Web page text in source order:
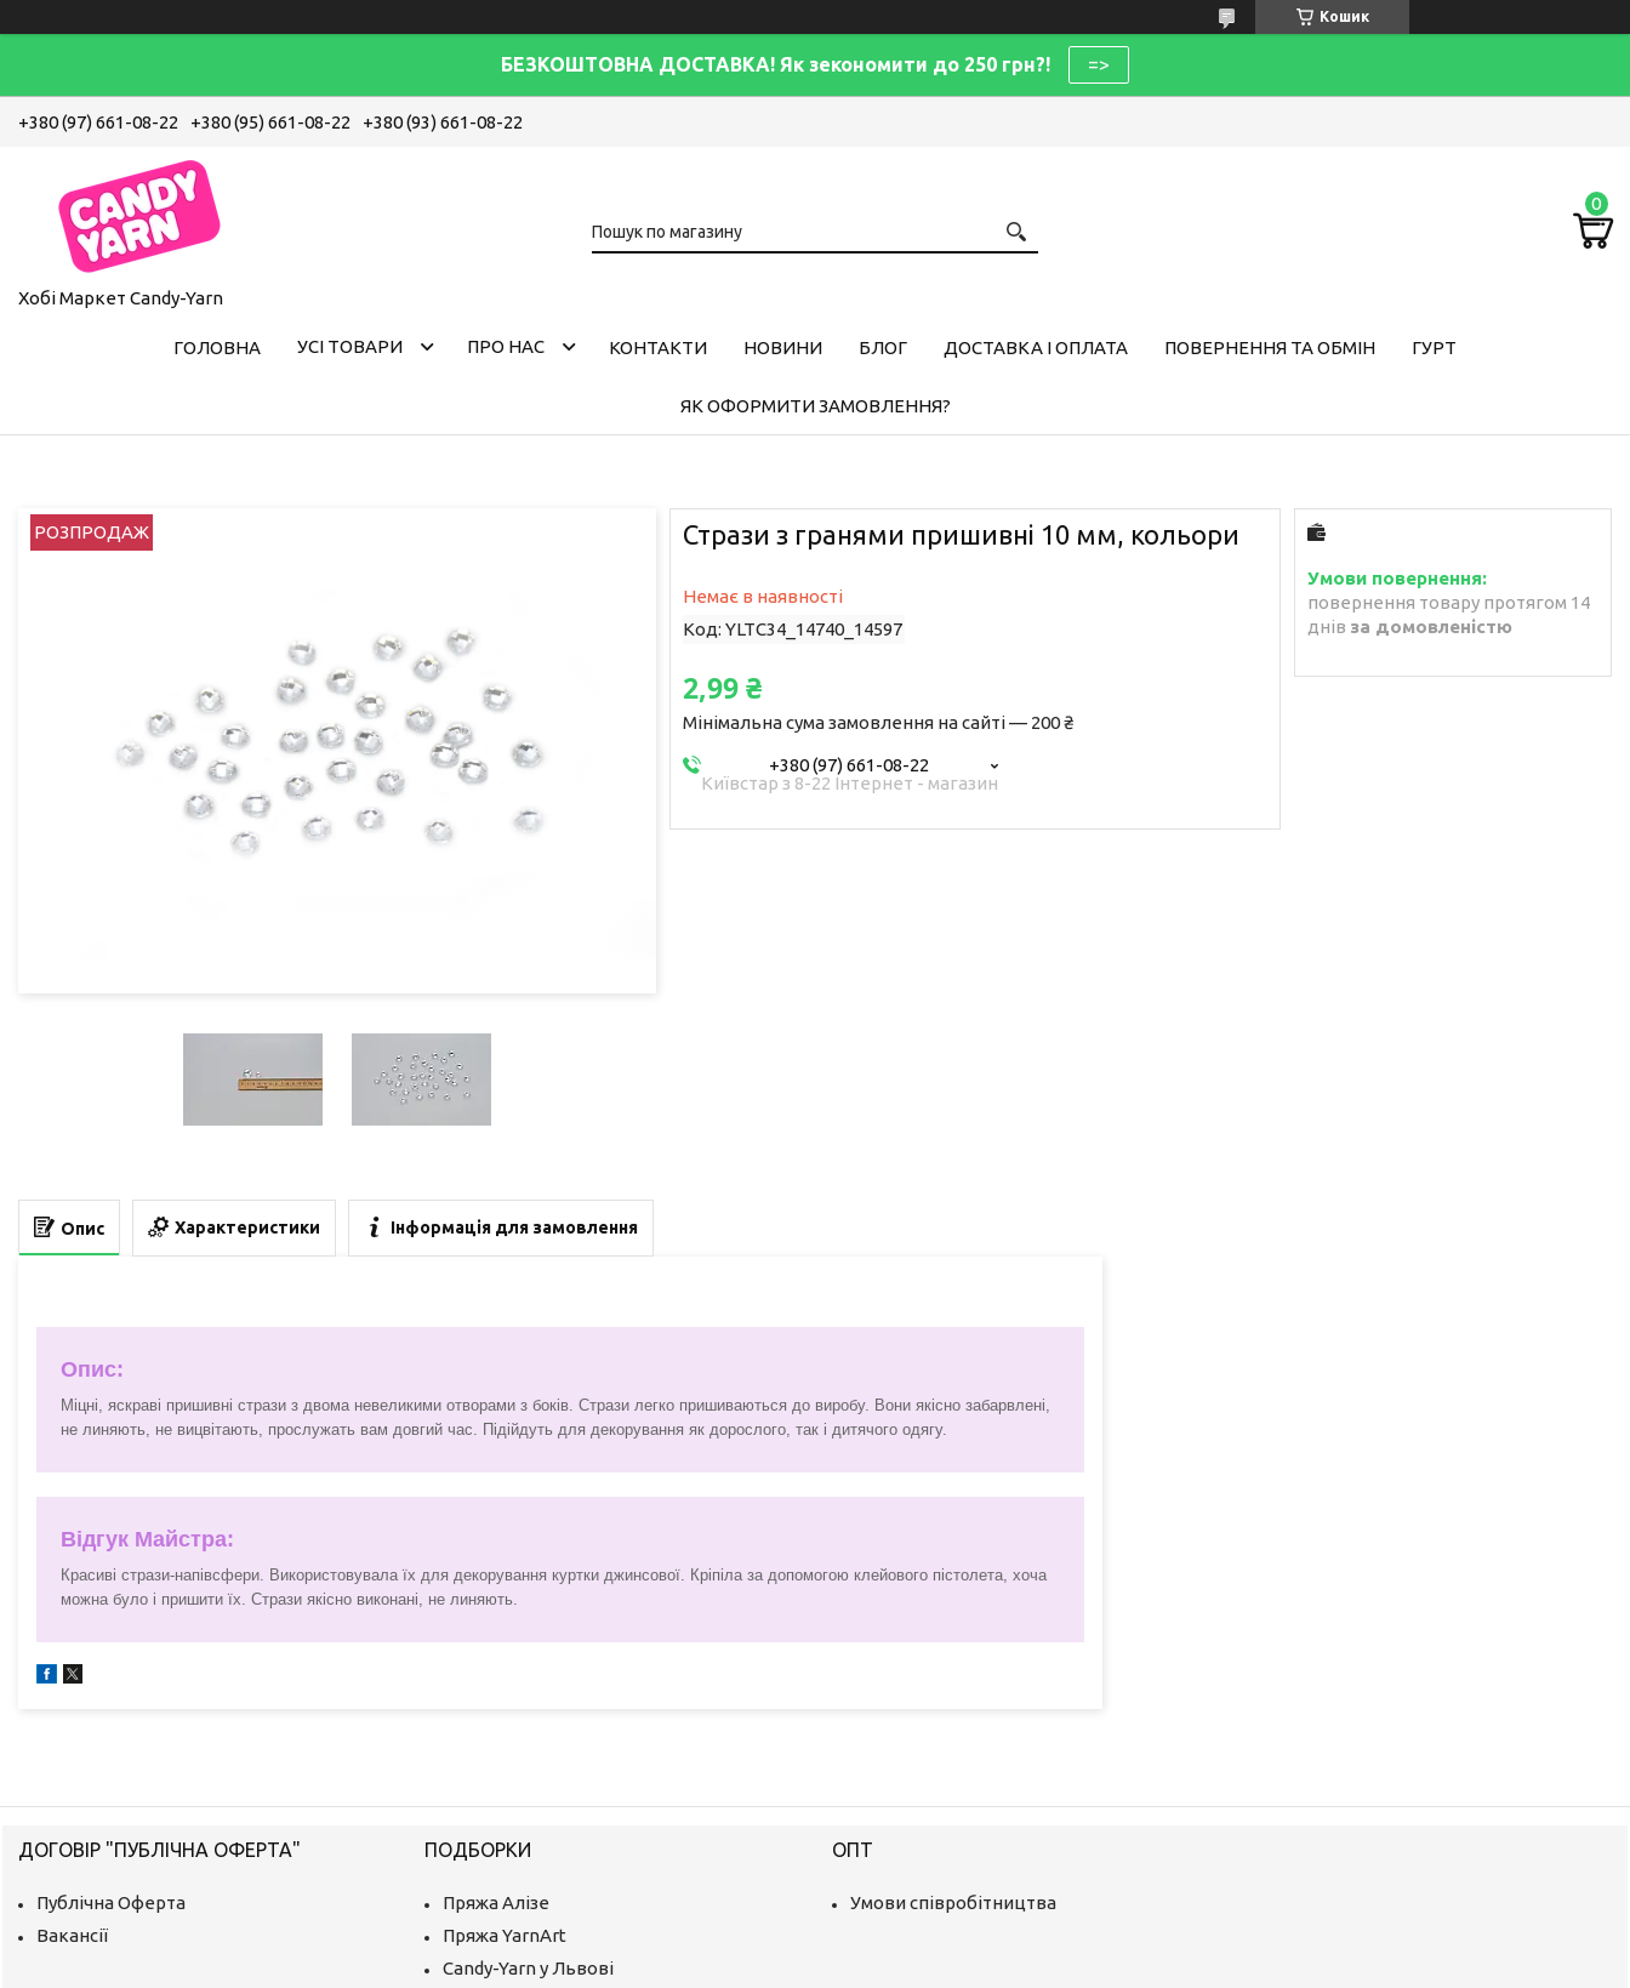
Кошик
БЕЗКОШТОВНА ДОСТАВКА! Як зекономити до 250 грн?! =>
+380 (97) 661-08-22 +380 (95) 661-08-22 +380 (93) 661-08-22
Хобі Маркет Candy-Yarn
ГОЛОВНА УСІ ТОВАРИ ПРО НАС КОНТАКТИ НОВИНИ БЛОГ ДОСТАВКА І ОПЛАТА ПОВЕРНЕННЯ ТА ОБМІН ГУРТ
ЯК ОФОРМИТИ ЗАМОВЛЕННЯ?
РОЗПРОДАЖ Стрази з гранями пришивні 10 мм, кольори
Немає в наявності
Код: YLTC34_14740_14597
2,99 ₴
Мінімальна сума замовлення на сайті — 200 ₴
+380 (97) 661-08-22
Київстар з 8-22 Інтернет - магазин
повернення товару протягом 14
днів за домовленістю
Опис Характеристики Інформація для замовлення
Опис:
Міцні, яскраві пришивні стрази з двома невеликими отворами з боків. Стрази легко пришиваються до виробу. Вони якісно забарвлені,
не линяють, не вицвітають, прослужать вам довгий час. Підійдуть для декорування як дорослого, так і дитячого одягу.
Відгук Майстра:
Красиві стрази-напівсфери. Використовувала їх для декорування куртки джинсової. Кріпіла за допомогою клейового пістолета, хоча
можна було і пришити їх. Стрази якісно виконані, не линяють.
ДОГОВІР "ПУБЛІЧНА ОФЕРТА"
Публічна Оферта
Вакансії
ПОДБОРКИ
Пряжа Алізе
Пряжа YarnArt
Candy-Yarn у Львові
ОПТ
Умови співробітництва